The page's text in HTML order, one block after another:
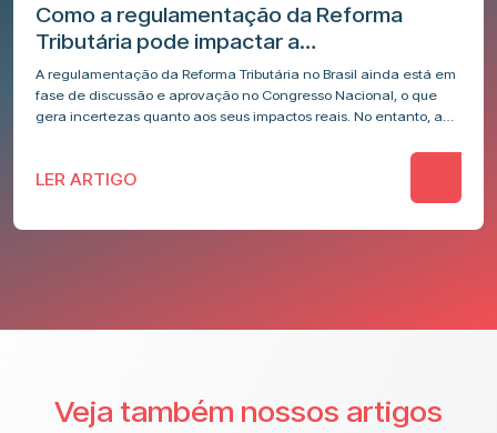
Como a regulamentação da Reforma
Tributária pode impactar a
competitividade do Brasil na logística de
medicamentos?
A regulamentação da Reforma Tributária no Brasil ainda está em
fase de discussão e aprovação no Congresso Nacional, o que
gera incertezas quanto aos seus impactos reais. No entanto, a…
LER ARTIGO
Veja também nossos artigos